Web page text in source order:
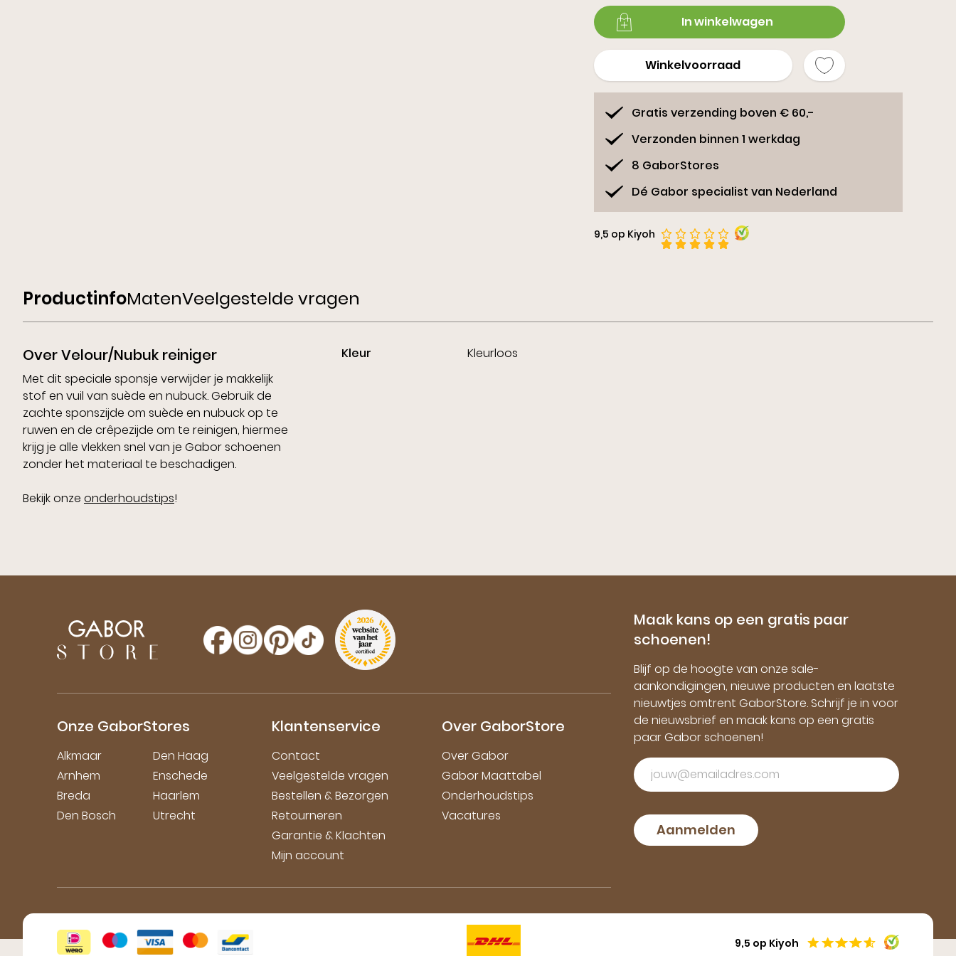
Slippers
In winkelwagen
Winkelvoorraad
Gratis verzending boven € 60,-
Verzonden binnen 1 werkdag
8 GaborStores
Dé Gabor specialist van Nederland
9,5 op Kiyoh
ProductinfoMatenVeelgestelde vragen
Over Velour/Nubuk reiniger
Met dit speciale sponsje verwijder je makkelijk
stof en vuil van suède en nubuck. Gebruik de
zachte sponszijde om suède en nubuck op te
ruwen en de crêpezijde om te reinigen, hiermee
krijg je alle vlekken snel van je Gabor schoenen
zonder het materiaal te beschadigen.
Bekijk onze onderhoudstips!
Kleur Kleurloos
Onze GaborStores
Alkmaar
Arnhem
Breda
Den Bosch
Den Haag
Enschede
Haarlem
Utrecht
Klantenservice
Contact
Veelgestelde vragen
Bestellen & Bezorgen
Retourneren
Garantie & Klachten
Mijn account
Over GaborStore
Over Gabor
Gabor Maattabel
Onderhoudstips
Vacatures
Maak kans op een gratis paar
schoenen!
Blijf op de hoogte van onze sale-
aankondigingen, nieuwe producten en laatste
nieuwtjes omtrent GaborStore. Schrijf je in voor
de nieuwsbrief en maak kans op een gratis
paar Gabor schoenen!
Aanmelden
9,5 op Kiyoh